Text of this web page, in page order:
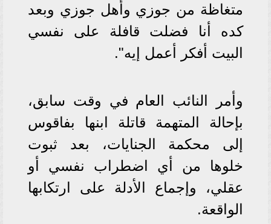
متغاظة من جوزي وأهل جوزي وبعد
كده أنا فضلت قافلة على نفسي
البيت أفكر أعمل إيه".
وأمر النائب العام في وقت سابق،
بإحالة المتهمة قاتلة ابنها بفاقوس
إلى محكمة الجنايات، بعد ثبوت
خلوها من أي اضطراب نفسي أو
عقلي، وإجماع الأدلة على ارتكابها
الواقعة.